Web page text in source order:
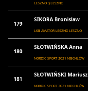
LESZNO :) LESZNO
179
SIKORA Bronislaw
LKB AMATOR LESZNO LESZNO
180
SŁOTWIŃSKA Anna
NORDIC SPORT 2021 NIECHLÓW
181
SŁOTWIŃSKI Mariusz
NORDIC SPORT 2021 NIECHLÓW